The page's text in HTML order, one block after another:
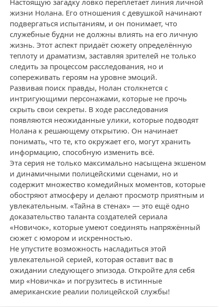
Настоящую загадку ловко переплетает линия личной
жизни Нолана. Его отношения с девушкой начинают
подвергаться испытаниям, и он понимает, что
служебные будни не должны влиять на его личную
жизнь. Этот аспект придаёт сюжету определённую
теплоту и драматизм, заставляя зрителей не только
следить за процессом расследования, но и
сопереживать героям на уровне эмоций.
Развивая поиск правды, Нолан столкнется с
интригующими персонажами, которые не прочь
скрыть свои секреты. В ходе расследования
появляются неожиданные улики, которые подводят
Нолана к решающему открытию. Он начинает
понимать, что те, кто окружает его, могут хранить
информацию, способную изменить всё.
Эта серия не только максимально насыщена экшеном
и динамичными полицейскими сценами, но и
содержит множество комедийных моментов, которые
обостряют атмосферу и делают просмотр приятным и
увлекательным. «Тайна в стенах» — это ещё одно
доказательство таланта создателей сериала
«Новичок», которые умеют соединять напряжённый
сюжет с юмором и искренностью.
Не упустите возможность насладиться этой
увлекательной серией, которая оставит вас в
ожидании следующего эпизода. Откройте для себя
мир «Новичка» и погрузитесь в истинные
американские реалии полицейской службы!